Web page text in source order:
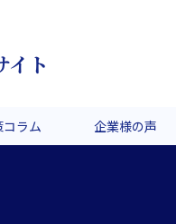
イト
ラム 企業様の声